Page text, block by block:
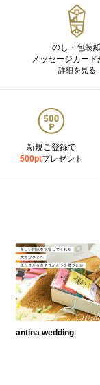
のし・包装
メッセージカード
詳細を見る
新規ご登録で
500ptプレゼント
antina wedding